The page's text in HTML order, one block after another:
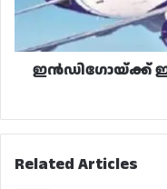
ഇൻഡിഗോയ്ക്ക്
Related Articles